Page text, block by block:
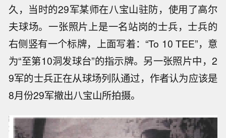
久，当时的29军某师在八宝山驻防，使用了高尔
夫球场。一张照片上是一名站岗的士兵，士兵的
右侧竖有一个标牌，上面写着：“To 10 TEE”，意
为“至第10洞发球台”的指示牌。另一张照片中，2
9军的士兵正在从球场列队通过，作者认为应该是
8月份29军撤出八宝山所拍摄。